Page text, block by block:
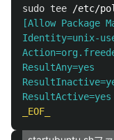
sudo tee /etc/
[Allow Package
Identity=unix-
ResultAny=yes